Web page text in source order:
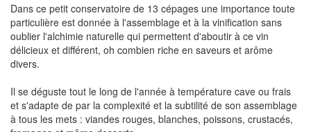
Dans ce petit conservatoire de 13 cépages une importance toute
particulière est donnée à l'assemblage et à la vinification sans
oublier l'alchimie naturelle qui permettent d'aboutir à ce vin
délicieux et différent, oh combien riche en saveurs et arôme
divers.
Il se déguste tout le long de l'année à température cave ou frais
et s'adapte de par la complexité et la subtilité de son assemblage
à tous les mets : viandes rouges, blanches, poissons, crustacés,